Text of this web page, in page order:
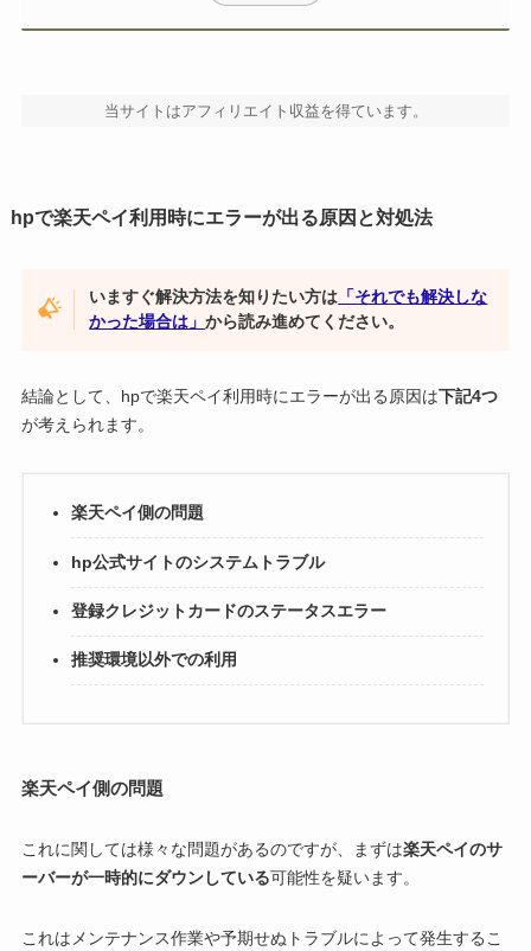
当サイトはアフィリエイト収益を得ています。
hpで楽天ペイ利用時にエラーが出る原因と対処法
いますぐ解決方法を知りたい方は 「それでも解決しな
かった場合は」から読み進めてください。
結論として、hpで楽天ペイ利用時にエラーが出る原因は下記4つ
が考えられます。
楽天ペイ側の問題
hp公式サイトのシステムトラブル
登録クレジットカードのステータスエラー
推奨環境以外での利用
楽天ペイ側の問題
これに関しては様々な問題があるのですが、まずは楽天ペイのサ
ーバーが一時的にダウンしている可能性を疑います。
これはメンテナンス作業や予期せぬトラブルによって発生するこ